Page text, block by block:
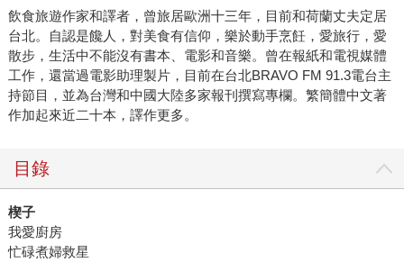
飲食旅遊作家和譯者，曾旅居歐洲十三年，目前和荷蘭丈夫定居
台北。自認是饞人，對美食有信仰，樂於動手烹飪，愛旅行，愛
散步，生活中不能沒有書本、電影和音樂。曾在報紙和電視媒體
工作，還當過電影助理製片，目前在台北BRAVO FM 91.3電台主
持節目，並為台灣和中國大陸多家報刊撰寫專欄。繁簡體中文著
作加起來近二十本，譯作更多。
目錄
楔子
我愛廚房
忙碌煮婦救星